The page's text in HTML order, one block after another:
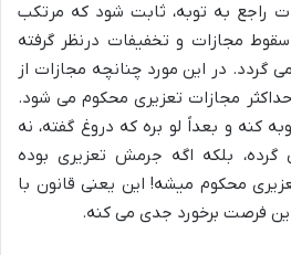
راجع به توبه، ثابت شود که مرتکب
مجازات و تخفیفات درنظر گرفته
گردد. در این مورد چنانچه مجازات از
مجازات تعزیری محکوم می شود.
کنه و بعداً لو بره که دروغ گفته، نه
گرده، بلکه اگه جرمش تعزیری بوده
محکوم میشه! این یعنی قانون با
فرصت برخورد جدی می کنه.